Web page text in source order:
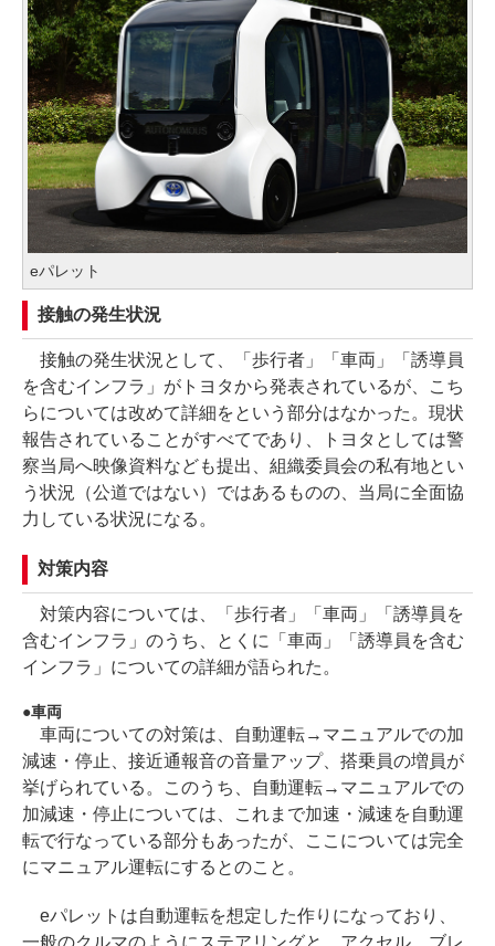
eパレット
接触の発生状況
接触の発生状況として、「歩行者」「車両」「誘導員
を含むインフラ」がトヨタから発表されているが、こち
らについては改めて詳細をという部分はなかった。現状
報告されていることがすべてであり、トヨタとしては警
察当局へ映像資料なども提出、組織委員会の私有地とい
う状況（公道ではない）ではあるものの、当局に全面協
力している状況になる。
対策内容
対策内容については、「歩行者」「車両」「誘導員を
含むインフラ」のうち、とくに「車両」「誘導員を含む
インフラ」についての詳細が語られた。
車両
車両についての対策は、自動運転→マニュアルでの加
減速・停止、接近通報音の音量アップ、搭乗員の増員が
挙げられている。このうち、自動運転→マニュアルでの
加減速・停止については、これまで加速・減速を自動運
転で行なっている部分もあったが、ここについては完全
にマニュアル運転にするとのこと。
eパレットは自動運転を想定した作りになっており、